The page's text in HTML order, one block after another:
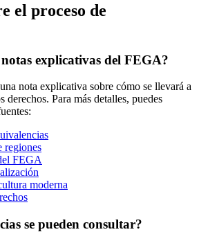
el proceso de
explicativas del FEGA?
nota explicativa sobre cómo se llevará a
derechos. Para más detalles, puedes
regiones
FEGA
moderna
se pueden consultar?